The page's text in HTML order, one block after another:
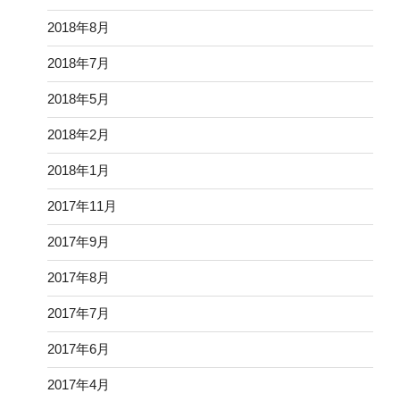
2018年8月
2018年7月
2018年5月
2018年2月
2018年1月
2017年11月
2017年9月
2017年8月
2017年7月
2017年6月
2017年4月